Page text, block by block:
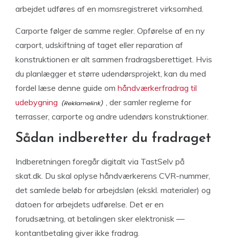
arbejdet udføres af en momsregistreret virksomhed.
Carporte følger de samme regler. Opførelse af en ny
carport, udskiftning af taget eller reparation af
konstruktionen er alt sammen fradragsberettiget. Hvis
du planlægger et større udendørsprojekt, kan du med
fordel læse denne guide om håndværkerfradrag til
udebygning
, der samler reglerne for
terrasser, carporte og andre udendørs konstruktioner.
Sådan indberetter du fradraget
Indberetningen foregår digitalt via TastSelv på
skat.dk. Du skal oplyse håndværkerens CVR-nummer,
det samlede beløb for arbejdsløn (ekskl. materialer) og
datoen for arbejdets udførelse. Det er en
forudsætning, at betalingen sker elektronisk —
kontantbetaling giver ikke fradrag.